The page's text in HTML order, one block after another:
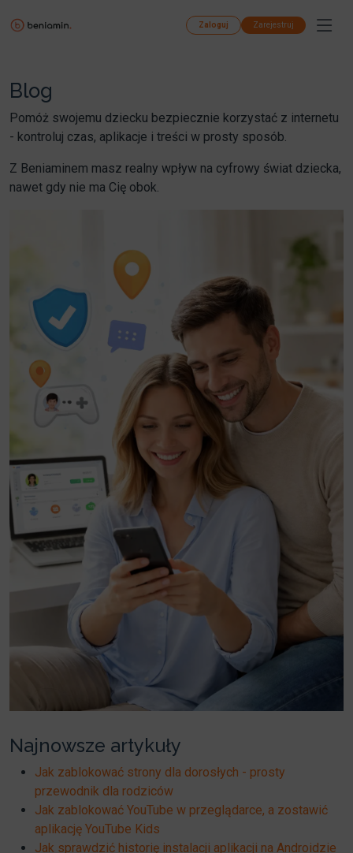
Zaloguj Zarejestruj
Blog
Pomóż swojemu dziecku bezpiecznie korzystać z internetu
- kontroluj czas, aplikacje i treści w prosty sposób.
Z Beniaminem masz realny wpływ na cyfrowy świat dziecka,
nawet gdy nie ma Cię obok.
Najnowsze artykuły
Jak zablokować strony dla dorosłych - prosty
przewodnik dla rodziców
Jak zablokować YouTube w przeglądarce, a zostawić
aplikację YouTube Kids
Jak sprawdzić historię instalacji aplikacji na Androidzie